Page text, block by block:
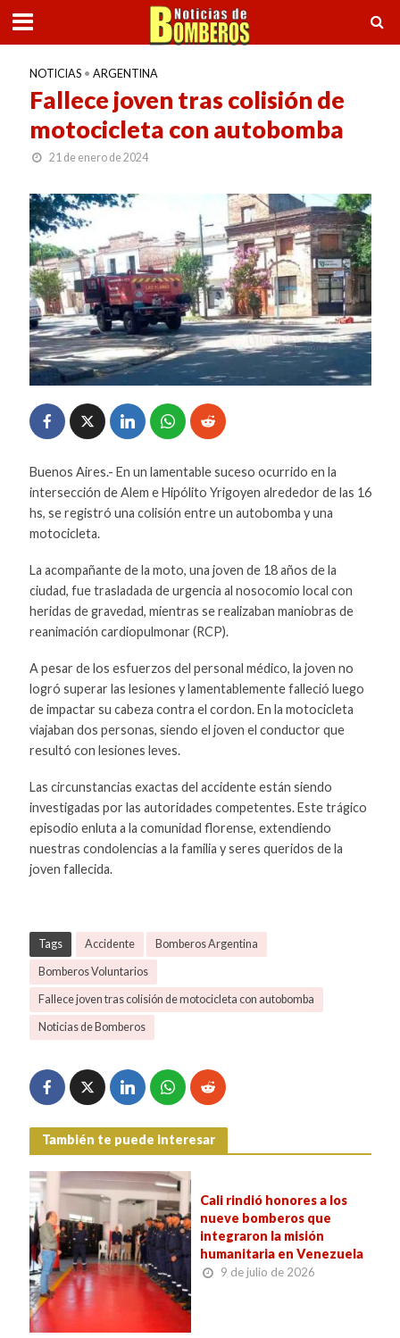
NOTICIAS • ARGENTINA
Fallece joven tras colisión de
motocicleta con autobomba
21 de enero de 2024
Buenos Aires.- En un lamentable suceso ocurrido en la
intersección de Alem e Hipólito Yrigoyen alrededor de las 16
hs, se registró una colisión entre un autobomba y una
motocicleta.
La acompañante de la moto, una joven de 18 años de la
ciudad, fue trasladada de urgencia al nosocomio local con
heridas de gravedad, mientras se realizaban maniobras de
reanimación cardiopulmonar (RCP).
A pesar de los esfuerzos del personal médico, la joven no
logró superar las lesiones y lamentablemente falleció luego
de impactar su cabeza contra el cordon. En la motocicleta
viajaban dos personas, siendo el joven el conductor que
resultó con lesiones leves.
Las circunstancias exactas del accidente están siendo
investigadas por las autoridades competentes. Este trágico
episodio enluta a la comunidad florense, extendiendo
nuestras condolencias a la familia y seres queridos de la
joven fallecida.
Tags Accidente Bomberos Argentina
Bomberos Voluntarios
Fallece joven tras colisión de motocicleta con autobomba
Noticias de Bomberos
También te puede interesar
Cali rindió honores a los
nueve bomberos que
integraron la misión
humanitaria en Venezuela
9 de julio de 2026